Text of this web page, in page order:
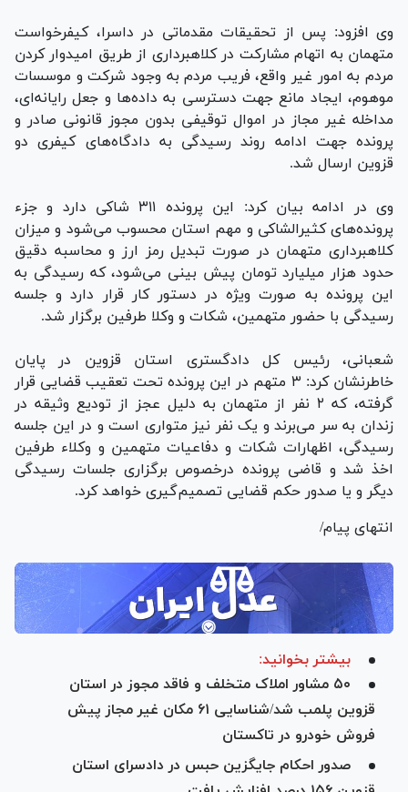
وی افزود: پس از تحقیقات مقدماتی در داسرا، کیفرخواست
متهمان به اتهام مشارکت در کلاهبرداری از طریق امیدوار کردن
مردم به امور غیر واقع، فریب مردم به وجود شرکت و موسسات
موهوم، ایجاد مانع جهت دسترسی به داده‌ها و جعل رایانه‌ای،
مداخله غیر مجاز در اموال توقیفی بدون مجوز قانونی صادر و
پرونده جهت ادامه روند رسیدگی به دادگاه‌های کیفری دو
قزوین ارسال شد.
وی در ادامه بیان کرد: این پرونده ۳۱۱ شاکی دارد و جزء
پرونده‌های کثیرالشاکی و مهم استان محسوب می‌شود و میزان
کلاهبرداری متهمان در صورت تبدیل رمز ارز و محاسبه دقیق
حدود هزار میلیارد تومان پیش بینی می‌شود، که رسیدگی به
این پرونده به صورت ویژه در دستور کار قرار دارد و جلسه
رسیدگی با حضور متهمین، شکات و وکلا طرفین برگزار شد.
شعبانی، رئیس کل دادگستری استان قزوین در پایان
خاطرنشان کرد: ۳ متهم در این پرونده تحت تعقیب قضایی قرار
گرفته، که ۲ نفر از متهمان به دلیل عجز از تودیع وثیقه در
زندان به سر می‌برند و یک نفر نیز متواری است و در این جلسه
رسیدگی، اظهارات شکات و دفاعیات متهمین و وکلاء طرفین
اخذ شد و قاضی پرونده درخصوص برگزاری جلسات رسیدگی
دیگر و یا صدور حکم قضایی تصمیم‌گیری خواهد کرد.
انتهای پیام/
بیشتر بخوانید:
۵۰ مشاور املاک متخلف و فاقد مجوز در استان
قزوین پلمب شد/شناسایی ۶۱ مکان غیر مجاز پیش
فروش خودرو در تاکستان
صدور احکام جایگزین حبس در دادسرای استان